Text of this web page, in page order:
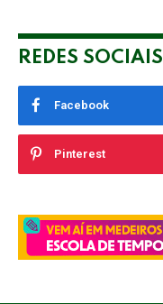
REDES SOCIAIS
Facebook
Pinterest